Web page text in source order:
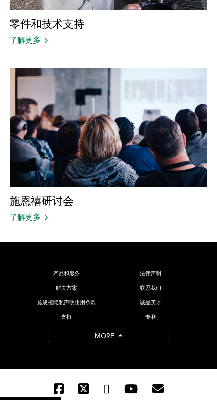
零件和技术支持
了解更多
施恩禧研讨会
了解更多
产品和服务
解决方案
法律声明
联系我们
施恩禧隐私声明使用条款
支持
诚品英才
专利
MORE